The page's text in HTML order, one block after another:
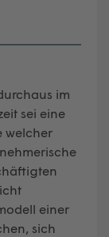
im
sei eine
welcher
einer
sich